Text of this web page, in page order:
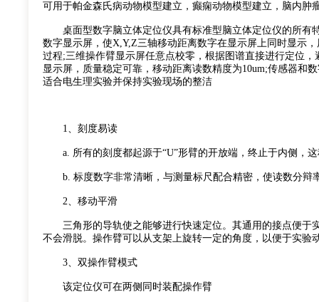
可用于帕金森氏病动物模型建立，癫痫动物模型建立，脑内
桌面型数字脑立体定位仪具有标准型脑立体定位仪的所有
数字显示屏，使X,Y,Z三轴移动距离数字在显示屏上同时显示
过程;三维操作臂显示屏任意点校零，根据图谱直接进行定位
显示屏，质量稳定可靠，移动距离读数精度为10um;传感器和
适合电生理实验并保持实验现场的整洁
1、刻度易读
a. 所有的刻度都起源于“U”形臂的开放端，终止于内侧，
b. 标度数字非常清晰，与测量标尺配合精密，使读数分辩
2、移动平滑
三角形的导轨使之能够进行快速定位。其通用的接点便于
不会滑脱。操作臂可以从支架上旋转一定的角度，以便于实验
3、双操作臂模式
该定位仪可在两侧同时装配操作臂